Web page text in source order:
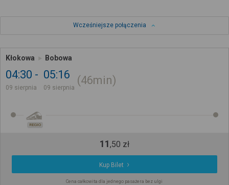
Wcześniejsze połączenia
Kłokowa Bobowa
04:30
09 sierpnia
05:16
09 sierpnia
46min
REGIO
11,50 zł
Kup Bilet
Cena całkowita dla jednego pasażera bez ulgi